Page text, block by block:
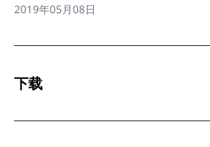
2019年05月08日
下载